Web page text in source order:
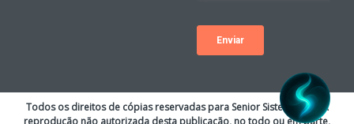
Todos os direitos de cópias reservadas para Senior Sistemas S.A. A
reprodução não autorizada desta publicação, no todo ou em parte,